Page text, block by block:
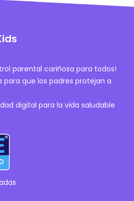
parental cariñosa para todos!
para que los padres protejan a
digital para la vida saludable